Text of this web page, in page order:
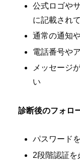
公式ロゴや
に記載され
通常の通知
電話番号や
メッセージ
い
診断後のフォロ
パスワード
2段階認証を